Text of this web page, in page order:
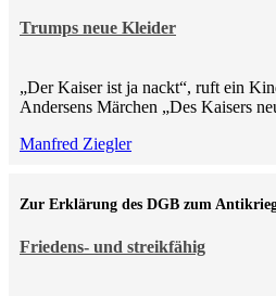
Trumps neue Kleider
„Der Kaiser ist ja nackt“, ruft ein
Andersens Märchen „Des Kaisers
Manfred Ziegler
Friedens- und streikfähig
Zur Erklärung des DGB zum